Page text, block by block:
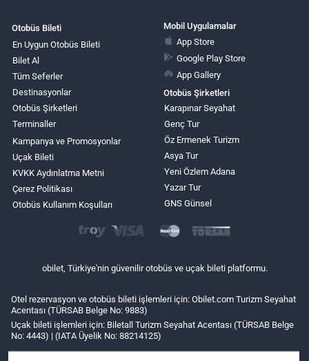
Otobüs Bileti
En Uygun Otobüs Bileti
Bilet Al
Tüm Seferler
Destinasyonlar
Otobüs Şirketleri
Terminaller
Kampanya ve Promosyonlar
Uçak Bileti
KVKK Aydınlatma Metni
Çerez Politikası
Otobüs Kullanım Koşulları
Mobil Uygulamalar
App Store
Google Play Store
App Gallery
Otobüs Şirketleri
Karapınar Seyahat
Genç Tur
Öz Ermenek Turizm
Asya Tur
Yeni Özlem Adana
Yazar Tur
GNS Günsel
obilet, Türkiye'nin güvenilir otobüs ve uçak bileti platformu.
Otel rezervasyon ve otobüs bileti işlemleri için: Obilet.com Turizm Seyahat
Acentası (TÜRSAB Belge No: 9883)
Uçak bileti işlemleri için: Biletall Turizm Seyahat Acentası (TÜRSAB Belge
No: 4443) | (IATA Üyelik No: 88214125)